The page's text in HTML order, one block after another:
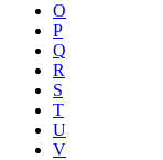
O
P
Q
R
S
T
U
V